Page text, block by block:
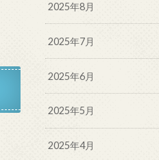
2025年8月
2025年7月
2025年6月
2025年5月
2025年4月